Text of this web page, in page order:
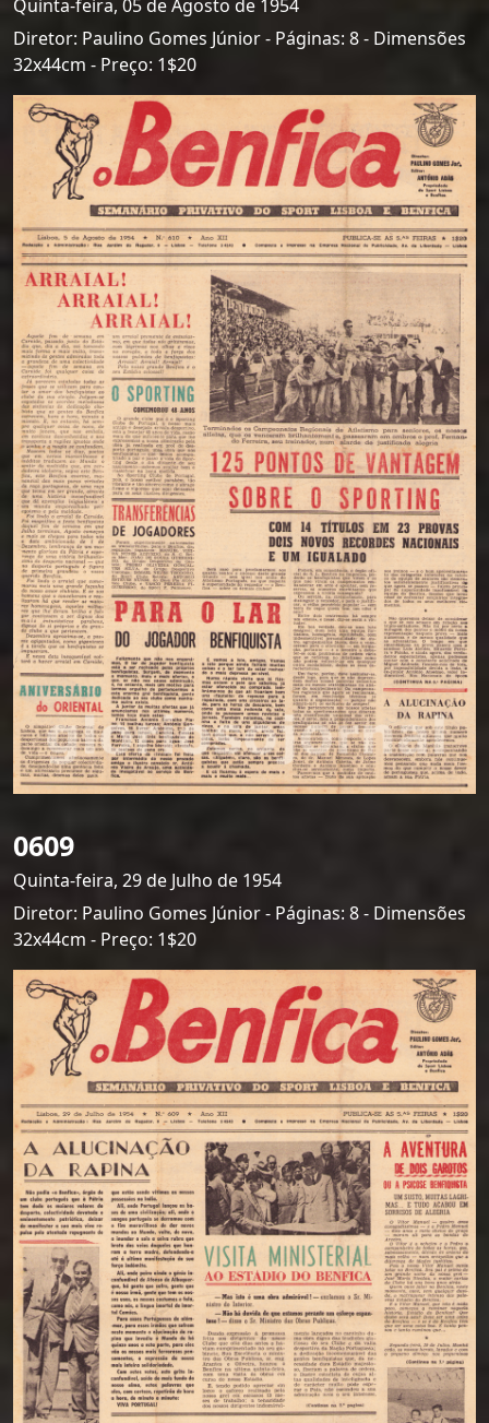
Quinta-feira, 05 de Agosto de 1954
Diretor: Paulino Gomes Júnior - Páginas: 8 - Dimensões
32x44cm - Preço: 1$20
0609
Quinta-feira, 29 de Julho de 1954
Diretor: Paulino Gomes Júnior - Páginas: 8 - Dimensões
32x44cm - Preço: 1$20